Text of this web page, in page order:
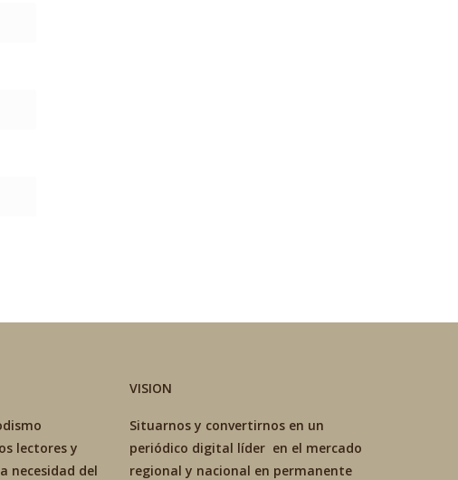
lectores y
necesidad del
VISION
Situarnos y convertirnos en un
periódico digital líder en el mercado
regional y nacional en permanente